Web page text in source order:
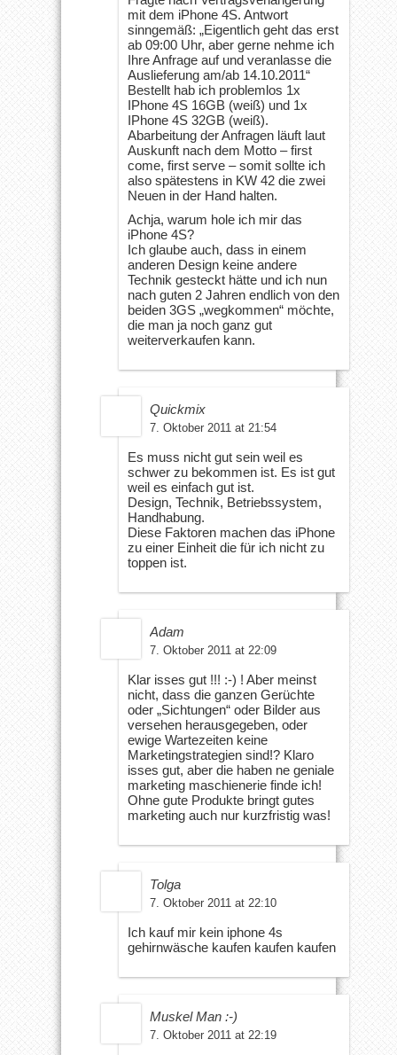
mit dem iPhone 4S. Antwort
sinngemäß: „Eigentlich geht das erst
ab 09:00 Uhr, aber gerne nehme ich
Ihre Anfrage auf und veranlasse die
Auslieferung am/ab 14.10.2011“
Bestellt hab ich problemlos 1x
IPhone 4S 16GB (weiß) und 1x
IPhone 4S 32GB (weiß).
Abarbeitung der Anfragen läuft laut
Auskunft nach dem Motto – first
come, first serve – somit sollte ich
also spätestens in KW 42 die zwei
Neuen in der Hand halten.
Achja, warum hole ich mir das
iPhone 4S?
Ich glaube auch, dass in einem
anderen Design keine andere
Technik gesteckt hätte und ich nun
nach guten 2 Jahren endlich von den
beiden 3GS „wegkommen“ möchte,
die man ja noch ganz gut
weiterverkaufen kann.
Quickmix
7. Oktober 2011 at 21:54
Es muss nicht gut sein weil es
schwer zu bekommen ist. Es ist gut
weil es einfach gut ist.
Design, Technik, Betriebssystem,
Handhabung.
Diese Faktoren machen das iPhone
zu einer Einheit die für ich nicht zu
toppen ist.
Adam
7. Oktober 2011 at 22:09
Klar isses gut !!! :-) ! Aber meinst
nicht, dass die ganzen Gerüchte
oder „Sichtungen“ oder Bilder aus
versehen herausgegeben, oder
ewige Wartezeiten keine
Marketingstrategien sind!? Klaro
isses gut, aber die haben ne geniale
marketing maschienerie finde ich!
Ohne gute Produkte bringt gutes
marketing auch nur kurzfristig was!
Tolga
7. Oktober 2011 at 22:10
Ich kauf mir kein iphone 4s
gehirnwäsche kaufen kaufen kaufen
Muskel Man :-)
7. Oktober 2011 at 22:19